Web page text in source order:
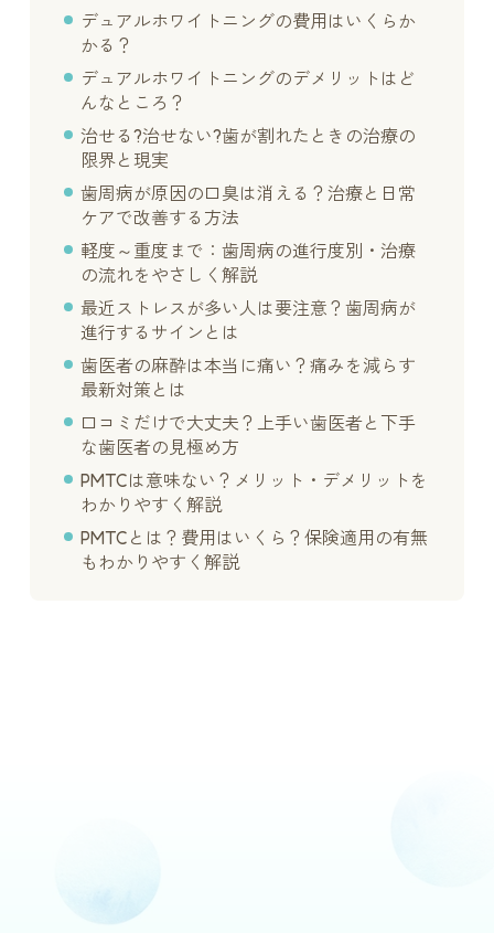
デュアルホワイトニングの費用はいくらか
かる？
デュアルホワイトニングのデメリットはど
んなところ？
治せる?治せない?歯が割れたときの治療の
限界と現実
歯周病が原因の口臭は消える？治療と日常
ケアで改善する方法
軽度～重度まで：歯周病の進行度別・治療
の流れをやさしく解説
最近ストレスが多い人は要注意？歯周病が
進行するサインとは
歯医者の麻酔は本当に痛い？痛みを減らす
最新対策とは
口コミだけで大丈夫？上手い歯医者と下手
な歯医者の見極め方
PMTCは意味ない？メリット・デメリットを
わかりやすく解説
PMTCとは？費用はいくら？保険適用の有無
もわかりやすく解説